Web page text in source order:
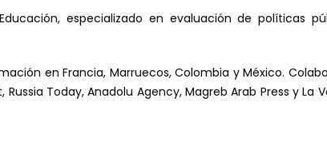
especializado en evaluación de políticas
en Francia, Marruecos, Colombia y México.
Today, Anadolu Agency, Magreb Arab Press y La